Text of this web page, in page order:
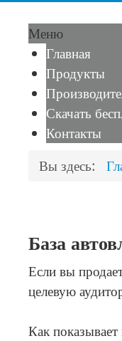
Меню
Главная
Продукты
Скачать
Контакты
Вы здесь:
База
Если вы
целевую
Как